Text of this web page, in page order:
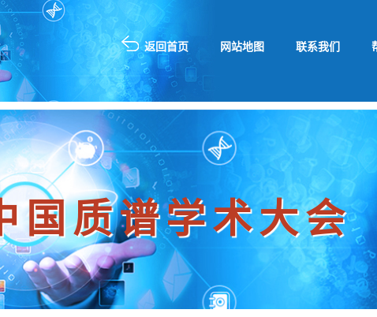
返回首页 网站地图 联系我们
国质谱学术大会